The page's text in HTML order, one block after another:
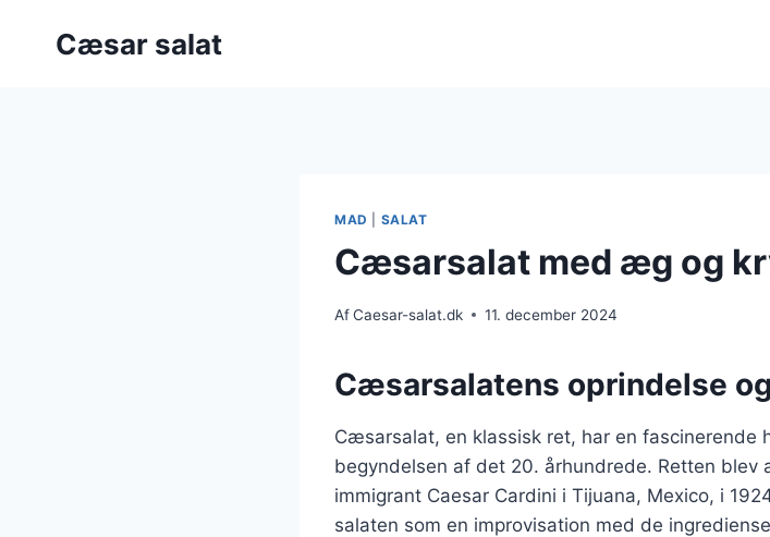
Cæsar salat
MAD SALAT
Cæsarsalat med æg og
AfCaesar-salat.dk 11. december 2024
Cæsarsalatens oprindelse
Cæsarsalat, en klassisk ret, har en
begyndelsen af det 20. århundrede. Retten blev
immigrant Caesar Cardini i Tijuana, Mexico, i
salaten som en improvisation med de